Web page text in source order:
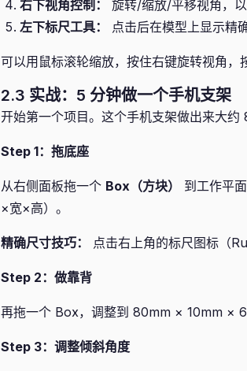
右下视角控制：
旋转/缩放/平移视角，
左下标尺工具：
点击后在模型上显示精
可以用鼠标滚轮缩放，按住右键旋转视角，
2.3 实战：5 分钟做一个手机支架
开始第一个项目。这个手机支架做出来大约
Step 1：拖底座
从右侧面板拖一个 Box（方块）
到工作平
×宽×高）。
精确尺寸技巧： 点击右上角的标尺图标（
Step 2：做靠背
再拖一个 Box，调整到 80mm × 10mm ×
Step 3：调整倾斜角度